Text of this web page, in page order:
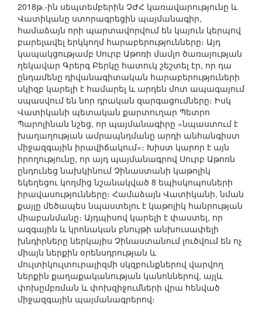
2018թ.-ին սեպտեմբերին ՉԺՀ կառավարությունը և
Վատիկանը ստորագրեցին պայմանագիր,
համաձայն որի պարտավորվում են կայուն կերպով
բարելավել երկկողմ հարաբերությունները։ Այդ
կապակցությամբ Սուրբ Աթոռի մամլո ծառայության
ղեկավար Գրերգ Բերկը հատուկ շեշտել էր, որ դա
ընդամենը դիվանագիտական հարաբերություների
սկիզբ կարելի է համարել և արդեն մոտ ապագայում
սպասվում են նոր դրական զարգացումները։ Իսկ
Վատիկանի պետական քարտուղար Պետրո
Պարոլինան նշեց, որ պայմանագիրը «նպաստում է
խաղաղության ամրապնդմանը արդի անհանգիստ
միջազգային իրավիճակում»։ Խիստ կարոր է այն
իրողությունը, որ այդ պայմանագրով Սուրբ Աթոռն
ընդունեց նախկինում Չինաստանի կաթոլիկ
եկեղեցու կողմից նշանակված 8 եպիսկոպոսների
իրավասությունները։ Համաձայն Վատիկանի, նման
քայլը մեծապես նպաստելու է կաթոլիկ հանրության
միաբանմանը։ Այդպիսով կարելի է փաստել, որ
ազգային և կրոնական բնույթի անխուսափելի
խնդիրները ներկայիս Չինաստանում լուծվում են ոչ
միայն ներքին օրենսդրության և
մուլտիկուլտուրալիզմի սկզբունքներով վարվող
ներքին քաղաքականության կանոններով, այլև
փոխըմբռման և փոխզիջումների վրա հենված
միջազգային պայմանագրերով։